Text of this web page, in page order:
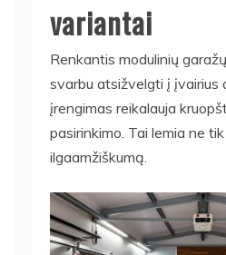
variantai
Renkantis modulinių
svarbu atsižvelgti į įvairius
įrengimas reikalauja
pasirinkimo. Tai lemia ne
ilgaamžiškumą.